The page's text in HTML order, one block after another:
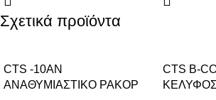
Σχετικά προϊόντα
CTS -10AN
ΑΝΑΘΥΜΙΑΣΤΙΚΟ ΡΑΚΟΡ
CTS B-
ΚΕΛΥΦΟΣ